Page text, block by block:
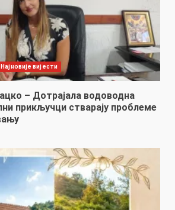
Најновије вијести
– Дотрајала водоводна
прикључци стварају проблеме